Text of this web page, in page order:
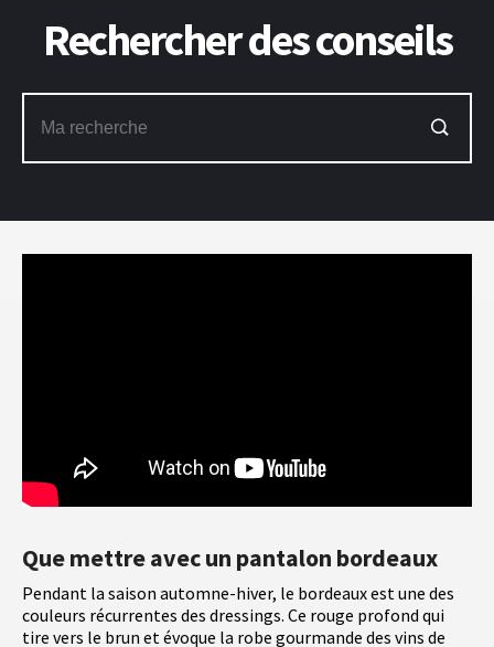
Que mettre avec un pantalon bordeaux
Pendant la saison automne-hiver, le bordeaux est une des
couleurs récurrentes des dressings. Ce rouge profond qui
tire vers le brun et évoque la robe gourmande des vins de
Rechercher des conseils